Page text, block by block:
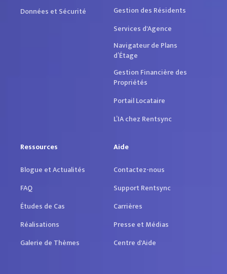
Données et Sécurité
Gestion des Résidents
Services d'Agence
Navigateur de Plans
d’Étage
Gestion Financière des
Propriétés
Portail Locataire
L’IA chez Rentsync
Ressources
Blogue et Actualités
FAQ
Études de Cas
Réalisations
Galerie de Thèmes
Aide
Contactez-nous
Support Rentsync
Carrières
Presse et Médias
Centre d'Aide